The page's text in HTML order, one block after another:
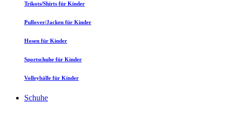
Trikots/Shirts für Kinder
Pullover/Jacken für Kinder
Hosen für Kinder
Sportschuhe für Kinder
Volleybälle für Kinder
Schuhe